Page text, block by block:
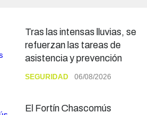
Tras las intensas lluvias, se
refuerzan las tareas de
asistencia y prevención
SEGURIDAD 06/08/2026
El Fortín Chascomús